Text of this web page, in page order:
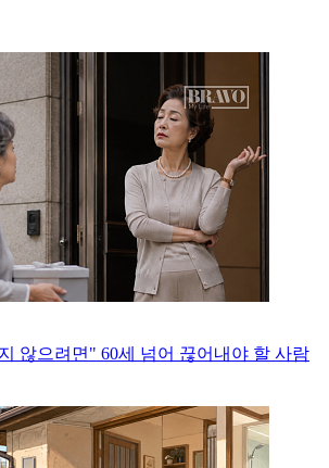
않으려면" 60세 넘어 끊어내야 할 사람